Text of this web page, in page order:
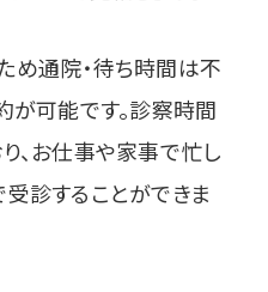
め通院・待ち時間は不
が可能です。診察時間
、お仕事や家事で忙し
診することができま